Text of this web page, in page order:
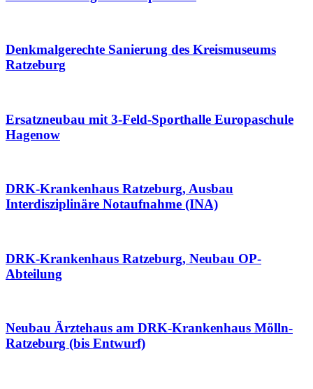
Denkmalgerechte Sanierung des Kreismuseums
Ratzeburg
Ersatzneubau mit 3-Feld-Sporthalle Europaschule
Hagenow
DRK-Krankenhaus Ratzeburg, Ausbau
Interdisziplinäre Notaufnahme (INA)
DRK-Krankenhaus Ratzeburg, Neubau OP-
Abteilung
Neubau Ärztehaus am DRK-Krankenhaus Mölln-
Ratzeburg (bis Entwurf)